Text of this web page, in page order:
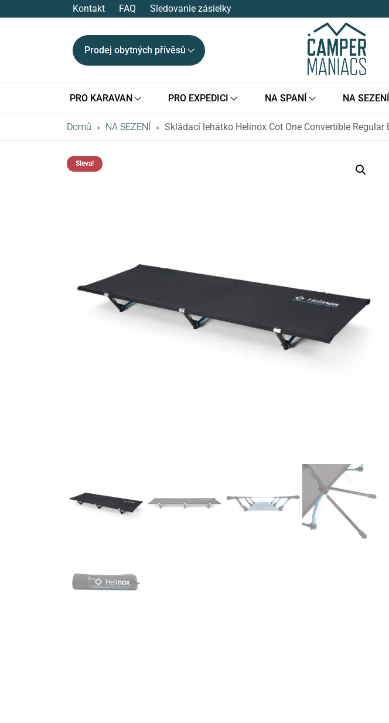
Kontakt FAQ Sledovanie zásielky
Prodej obytných přívěsů
PRO KARAVAN PRO EXPEDICI NA SPANÍ NA SEZENÍ
Domů > NA SEZENÍ > Skládací lehátko Helinox Cot One Convertible Regular
Sleva!